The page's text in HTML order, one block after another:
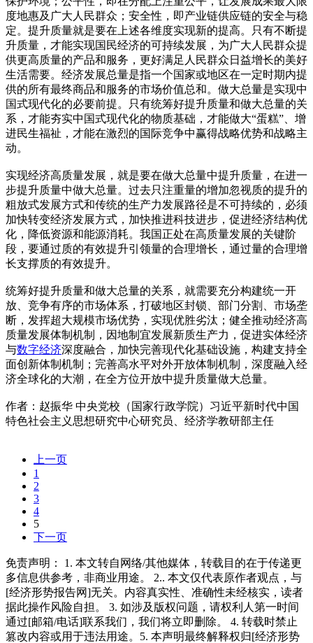
度地惠及广大人民群众；安全性，即产业链供应链的安全与稳
定。提升质量就是要在上述各维度实现新的提高。只有不断提
升质量，才能实现国民经济的可持续发展，为广大人民群众提
供更高质量的产品和服务，更好满足人民群众日益增长的美好
生活需要。经济发展总量是指一个国家或地区在一定时期内提
供的所有最终商品和服务的市场价值总和。做大总量是实现中
国式现代化的必要前提。只有统筹好提升质量和做大总量的关
系，才能夯实中国式现代化的物质基础，才能做大“蛋糕”、增
进民生福祉，才能在激烈的国际竞争中赢得战略优势和战略主
动。
实现经济高质量发展，就是要在做大总量中提升质量，在进一
步提升质量中做大总量。过去只注重量的增加忽视质的提升的
粗放式发展方式和传统的生产力发展路径是不可持续的，必须
加快转变经济发展方式，加快推进科技进步，促进经济结构优
化，降低资源和能源消耗。我国正处在高质量发展的关键阶
段，要通过质的有效提升引领量的合理增长，通过量的合理增
长支撑质的有效提升。
统筹好提升质量和做大总量的关系，就需要充分构建统一开
放、竞争有序的市场体系，打破地区封锁、部门分割、市场垄
断，发挥超大规模市场优势，实现优胜劣汰；健全推动经济高
质量发展体制机制，因地制宜发展新质生产力，促进实体经济
与数字经济深度融合，加快完善现代化基础设施，构建支持全
面创新体制机制；完善高水平对外开放体制机制，深度融入经
济全球化的大潮，在全方位开放中提升质量做大总量。
作者：赵振华 中央党校（国家行政学院）习近平新时代中国
特色社会主义思想研究中心研究员、经济学教研部主任
上一页
1
2
3
4
5
下一页
免责声明： 1. 本文转自网络/其他媒体，转载目的在于传递更
多信息供参考，非商业用途。 2.. 本文仅代表原作者观点，与
[经济形势报告网]无关。内容真实性、准确性未经核实，读者
据此操作风险自担。 3. 如涉及版权问题，请权利人第一时间
通过[邮箱/电话]联系我们，我们将立即删除。 4. 转载时禁止
篡改内容或用于违法用途。5. 本声明最终解释权归[经济形势